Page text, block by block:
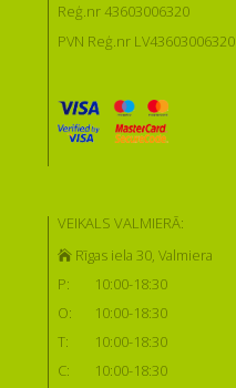
Reģ.nr 43603006320
PVN Reģ.nr LV43603006320
VEIKALS VALMIERĀ:
Rīgas iela 30, Valmiera
P:
10:00-18:30
O:
10:00-18:30
T:
10:00-18:30
C:
10:00-18:30